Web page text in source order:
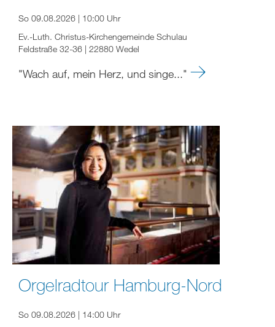
So 09.08.2026 | 10:00 Uhr
Ev.-Luth. Christus-Kirchengemeinde Schulau
Feldstraße 32-36 | 22880 Wedel
"Wach auf, mein Herz, und singe..."
Orgelradtour Hamburg-Nord
So 09.08.2026 | 14:00 Uhr